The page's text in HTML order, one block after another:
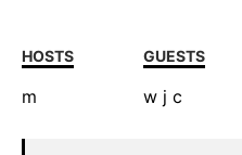
HOSTS
m
GUESTS
w j c